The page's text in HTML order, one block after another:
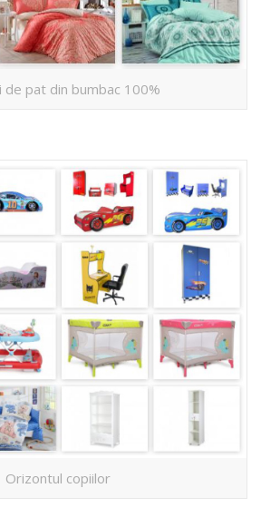
de pat din bumbac 100%
Orizontul copiilor